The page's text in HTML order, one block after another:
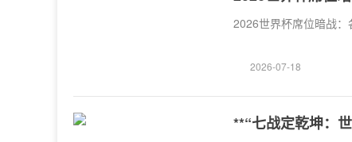
2026世界杯席位暗战
2026-07-18
**“七战定乾坤：